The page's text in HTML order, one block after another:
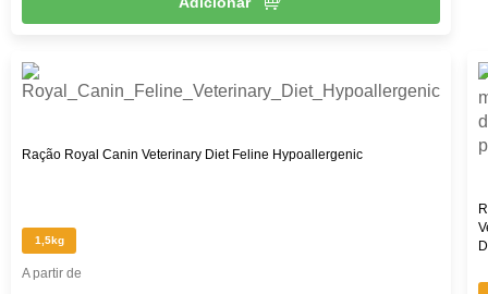
Ração Royal Canin Veterinary Diet Feline Hypoallergenic
1,5kg
A partir de